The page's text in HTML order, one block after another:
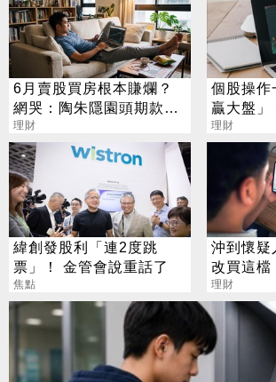
6月賣股買房根本賺爛？
網哭：陶朱隱園頭期款已
賠光
理財
個股操作
贏大盤」
一場
理財
緯創發股利「連2度跳
票」！ 金管會說重話了
焦點
沖到懷疑
改買這檔
讚：打不
理財